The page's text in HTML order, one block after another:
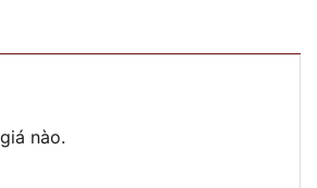
nào.